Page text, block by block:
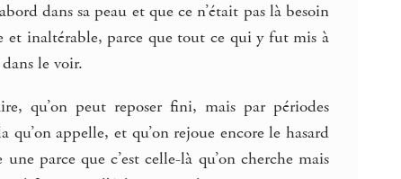
dans sa peau et que ce n’était pas là besoin
et inaltérable, parce que tout ce qui y fut mis à
le voir.
qu’on peut reposer fini, mais par périodes
appelle, et qu’on rejoue encore le hasard
parce que c’est celle-là qu’on cherche mais